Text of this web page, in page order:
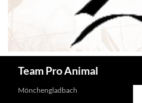
Team Pro Animal
Mönchengladbach